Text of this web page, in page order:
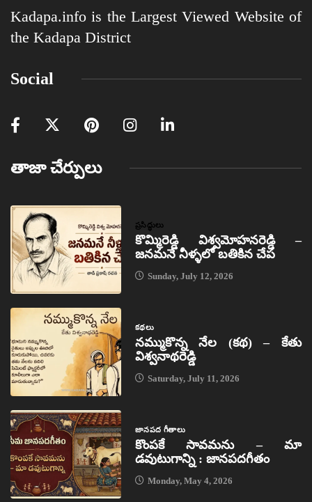
Kadapa.info is the Largest Viewed Website of
the Kadapa District
Social
తాజా చేర్పులు
ప్రసిద్ధులు
కొమ్మిరెడ్డి విశ్వమోహనరెడ్డి –
జనమనే నీళ్ళలో బతికిన చేప
Sunday, July 12, 2026
కథలు
నమ్ముకొన్న నేల (కథ) – కేతు
విశ్వనాథరెడ్డి
Saturday, July 11, 2026
జానపద గీతాలు
కొంపకే సావమను – మా
డవుటుగాన్ని : జానపదగీతం
Monday, May 4, 2026